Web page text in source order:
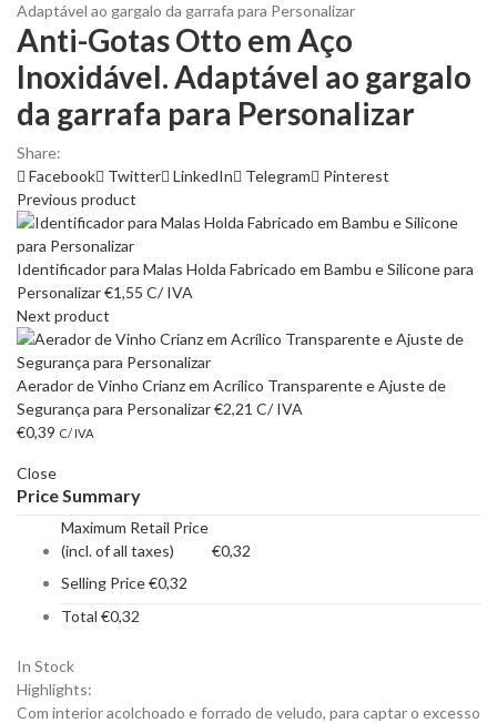
Adaptável ao gargalo da garrafa para Personalizar
Anti-Gotas Otto em Aço
Inoxidável. Adaptável ao gargalo
da garrafa para Personalizar
Share:
Facebook
Twitter LinkedIn Telegram
Pinterest
Previous product
Identificador para Malas Holda Fabricado em Bambu e Silicone para
Personalizar€1,55 C/ IVA
Next product
Aerador de Vinho Crianz em Acrílico Transparente e Ajuste de
Segurança para Personalizar€2,21 C/ IVA
€0,39 C/ IVA
Close
Price Summary
Maximum Retail Price
(incl. of all taxes)
€0,32
Selling Price€0,32
Total €0,32
In Stock
Highlights:
Com interior acolchoado e forrado de veludo, para captar o excesso